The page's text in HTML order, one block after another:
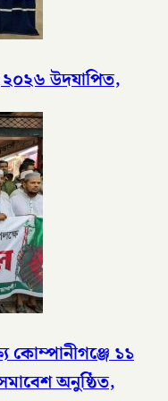
২০২৬ উদযাপিত,
কোম্পানীগঞ্জে ১১
অনুষ্ঠিত,